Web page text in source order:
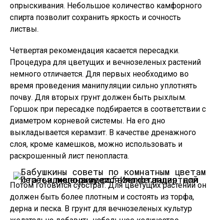
опрыскивания. Небольшое количество камфорного
спирта позволит сохранить яркость и сочность
листвы.
Четвертая рекомендация касается пересадки.
Процедура для цветущих и вечнозеленых растений
немного отличается. Для первых необходимо во
время проведения манипуляции сильно уплотнять
почву. Для вторых грунт должен быть рыхлым.
Горшок при пересадке подбирается в соответствии с
диаметром корневой системы. На его дно
выкладывается керамзит. В качестве дренажного
слоя, кроме камешков, можно использовать и
раскрошенный лист пенопласта.
Пересадка орхидеи.
Иллюстрация для статьи используется по стандартной лицензии ©ofazende.ru
Потом готовится субстрат. Для цветущих растений он
должен быть более плотным и состоять из торфа,
дерна и песка. В грунт для вечнозеленых культур